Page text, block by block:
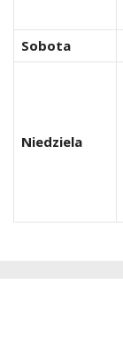
Sobota
Niedziela